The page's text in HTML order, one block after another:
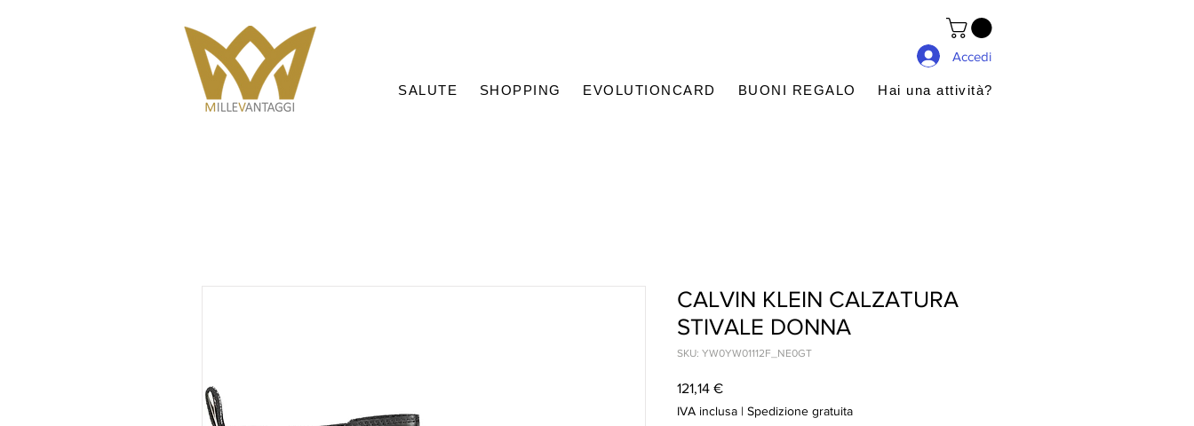
Accedi
SALUTE SHOPPING EVOLUTIONCARD BUONI REGALO Hai una attività?
CALVIN KLEIN CALZATURA
STIVALE DONNA
SKU: YW0YW01112F_NE0GT
121,14 €Prezzo
IVA inclusa | Spedizione gratuita